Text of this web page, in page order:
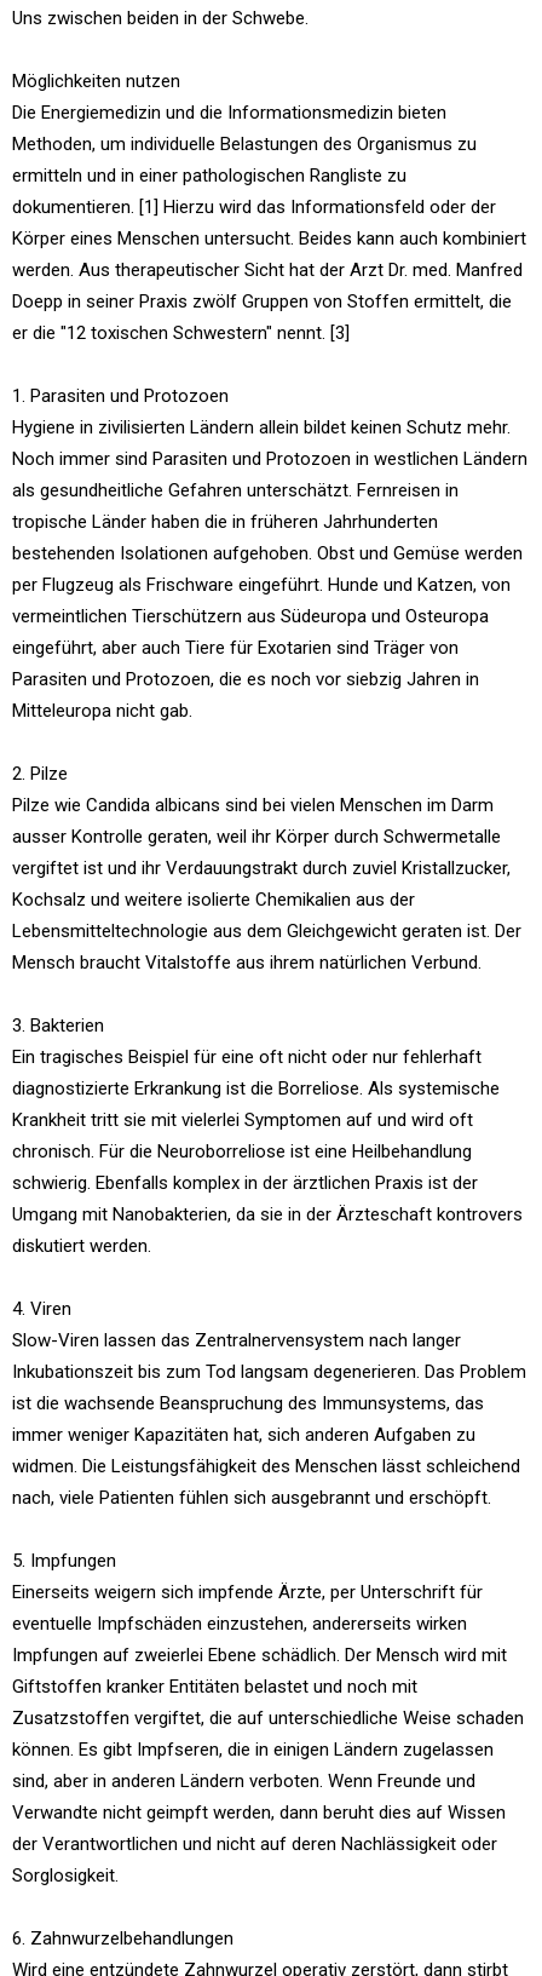
Uns zwischen beiden in der Schwebe.
Möglichkeiten nutzen
Die Energiemedizin und die Informationsmedizin bieten
Methoden, um individuelle Belastungen des Organismus zu
ermitteln und in einer pathologischen Rangliste zu
dokumentieren. [1] Hierzu wird das Informationsfeld oder der
Körper eines Menschen untersucht. Beides kann auch kombiniert
werden. Aus therapeutischer Sicht hat der Arzt Dr. med. Manfred
Doepp in seiner Praxis zwölf Gruppen von Stoffen ermittelt, die
er die "12 toxischen Schwestern" nennt. [3]
1. Parasiten und Protozoen
Hygiene in zivilisierten Ländern allein bildet keinen Schutz mehr.
Noch immer sind Parasiten und Protozoen in westlichen Ländern
als gesundheitliche Gefahren unterschätzt. Fernreisen in
tropische Länder haben die in früheren Jahrhunderten
bestehenden Isolationen aufgehoben. Obst und Gemüse werden
per Flugzeug als Frischware eingeführt. Hunde und Katzen, von
vermeintlichen Tierschützern aus Südeuropa und Osteuropa
eingeführt, aber auch Tiere für Exotarien sind Träger von
Parasiten und Protozoen, die es noch vor siebzig Jahren in
Mitteleuropa nicht gab.
2. Pilze
Pilze wie Candida albicans sind bei vielen Menschen im Darm
ausser Kontrolle geraten, weil ihr Körper durch Schwermetalle
vergiftet ist und ihr Verdauungstrakt durch zuviel Kristallzucker,
Kochsalz und weitere isolierte Chemikalien aus der
Lebensmitteltechnologie aus dem Gleichgewicht geraten ist. Der
Mensch braucht Vitalstoffe aus ihrem natürlichen Verbund.
3. Bakterien
Ein tragisches Beispiel für eine oft nicht oder nur fehlerhaft
diagnostizierte Erkrankung ist die Borreliose. Als systemische
Krankheit tritt sie mit vielerlei Symptomen auf und wird oft
chronisch. Für die Neuroborreliose ist eine Heilbehandlung
schwierig. Ebenfalls komplex in der ärztlichen Praxis ist der
Umgang mit Nanobakterien, da sie in der Ärzteschaft kontrovers
diskutiert werden.
4. Viren
Slow-Viren lassen das Zentralnervensystem nach langer
Inkubationszeit bis zum Tod langsam degenerieren. Das Problem
ist die wachsende Beanspruchung des Immunsystems, das
immer weniger Kapazitäten hat, sich anderen Aufgaben zu
widmen. Die Leistungsfähigkeit des Menschen lässt schleichend
nach, viele Patienten fühlen sich ausgebrannt und erschöpft.
5. Impfungen
Einerseits weigern sich impfende Ärzte, per Unterschrift für
eventuelle Impfschäden einzustehen, andererseits wirken
Impfungen auf zweierlei Ebene schädlich. Der Mensch wird mit
Giftstoffen kranker Entitäten belastet und noch mit
Zusatzstoffen vergiftet, die auf unterschiedliche Weise schaden
können. Es gibt Impfseren, die in einigen Ländern zugelassen
sind, aber in anderen Ländern verboten. Wenn Freunde und
Verwandte nicht geimpft werden, dann beruht dies auf Wissen
der Verantwortlichen und nicht auf deren Nachlässigkeit oder
Sorglosigkeit.
6. Zahnwurzelbehandlungen
Wird eine entzündete Zahnwurzel operativ zerstört, dann stirbt